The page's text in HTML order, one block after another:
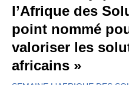
l’Afrique des
point nommé
valoriser les
africains »